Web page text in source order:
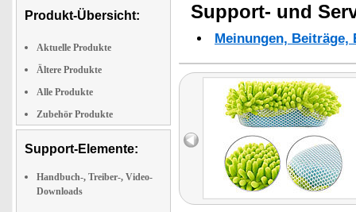
Produkt-Übersicht:
Aktuelle Produkte
Ältere Produkte
Alle Produkte
Zubehör Produkte
Support-Elemente:
Handbuch-, Treiber-, Video-
Downloads
Support- und
Meinungen,